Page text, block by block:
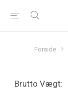
Forside
Brutto Vægt: